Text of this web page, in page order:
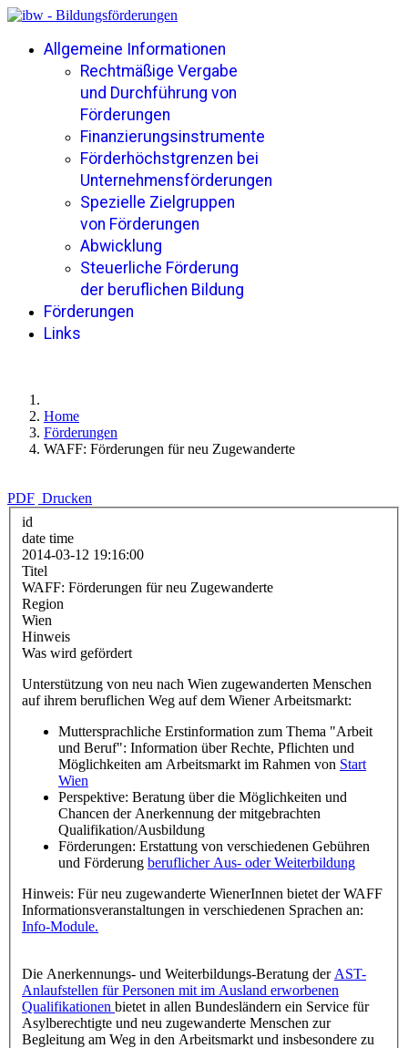
Allgemeine Informationen
Rechtmäßige Vergabe
und Durchführung von
Förderungen
Finanzierungsinstrumente
Förderhöchstgrenzen bei
Unternehmensförderungen
Spezielle Zielgruppen
von Förderungen
Abwicklung
Steuerliche Förderung
der beruflichen Bildung
Förderungen
Links
Home
Förderungen
WAFF: Förderungen für neu Zugewanderte
PDF Drucken
id
date time
2014-03-12 19:16:00
Titel
WAFF: Förderungen für neu Zugewanderte
Region
Wien
Hinweis
Was wird gefördert
Unterstützung von neu nach Wien zugewanderten Menschen
auf ihrem beruflichen Weg auf dem Wiener Arbeitsmarkt:
Muttersprachliche Erstinformation zum Thema "Arbeit
und Beruf": Information über Rechte, Pflichten und
Möglichkeiten am Arbeitsmarkt im Rahmen von Start
Wien
Perspektive: Beratung über die Möglichkeiten und
Chancen der Anerkennung der mitgebrachten
Qualifikation/Ausbildung
Förderungen: Erstattung von verschiedenen Gebühren
und Förderung beruflicher Aus- oder Weiterbildung
Hinweis: Für neu zugewanderte WienerInnen bietet der WAFF
Informationsveranstaltungen in verschiedenen Sprachen an:
Info-Module.
Die Anerkennungs- und Weiterbildungs-Beratung der AST-
Anlaufstellen für Personen mit im Ausland erworbenen
Qualifikationen bietet in allen Bundesländern ein Service für
Asylberechtigte und neu zugewanderte Menschen zur
Begleitung am Weg in den Arbeitsmarkt und insbesondere zu